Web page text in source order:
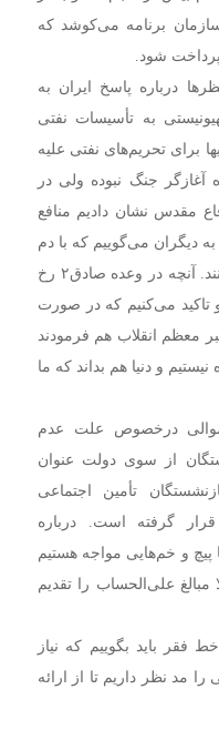
برنامه می‌کوشد که
شود.
درباره پاسخ ایران به
به تأسیسات نفتی
برای تحریم‌های نفتی علیه
جنگ نبوده ولی در
مقدس نشان دادیم منافع
دیگران می‌گوییم که با دم
شیر بازی نکرده و با ایران شوخی نکنند. آنچه در وعده صادق۲ رخ
تاکید می‌کنیم که در صورت
معظم انقلاب هم فرمودند
و دنیا هم بداند که ما
سوالی درخصوص علت عدم
از سوی دولت عنوان
تأمین اجتماعی
قرار گرفته است. درباره
و خم‌هایی مواجه هستیم
علی‌الحساب را تقدیم
فقر باید بگوییم که نیاز
نظر داریم تا از ارائه